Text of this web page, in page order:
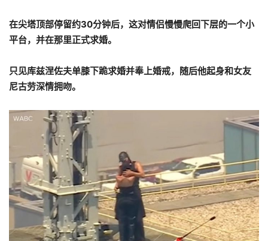
在尖塔顶部停留约30分钟后，这对情侣慢慢爬回下层的一个小
平台，并在那里正式求婚。
只见库兹涅佐夫单膝下跪求婚并奉上婚戒，随后他起身和女友
尼古劳深情拥吻。